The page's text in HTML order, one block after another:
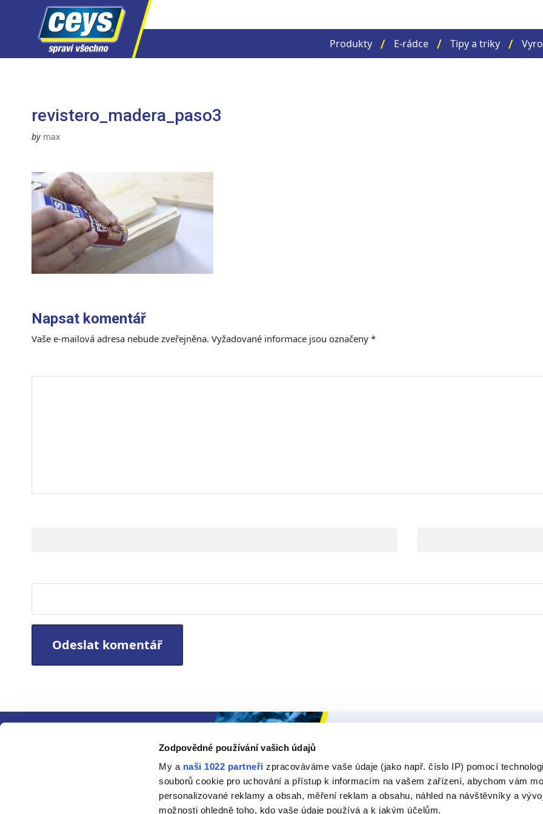
Zodpovědné používání vašich údajů
My a naši 1022 partneři zpracováváme vaše údaje (jako např. číslo IP) pomocí
souborů cookie pro uchování a přístup k informacím na vašem zařízení, abychom vám
personalizované reklamy a obsah, měření reklam a obsahu, náhled na návštěvníky a
možnosti ohledně toho, kdo vaše údaje používá a k jakým účelům.
Produkty E-rádce Tipy a triky
revistero_madera_paso3
by max
Napsat komentář
Vaše e-mailová adresa nebude zveřejněna. Vyžadované informace jsou označeny *
O Značce Ceys
Tipy a triky
Vyrob si sám
E-rádce